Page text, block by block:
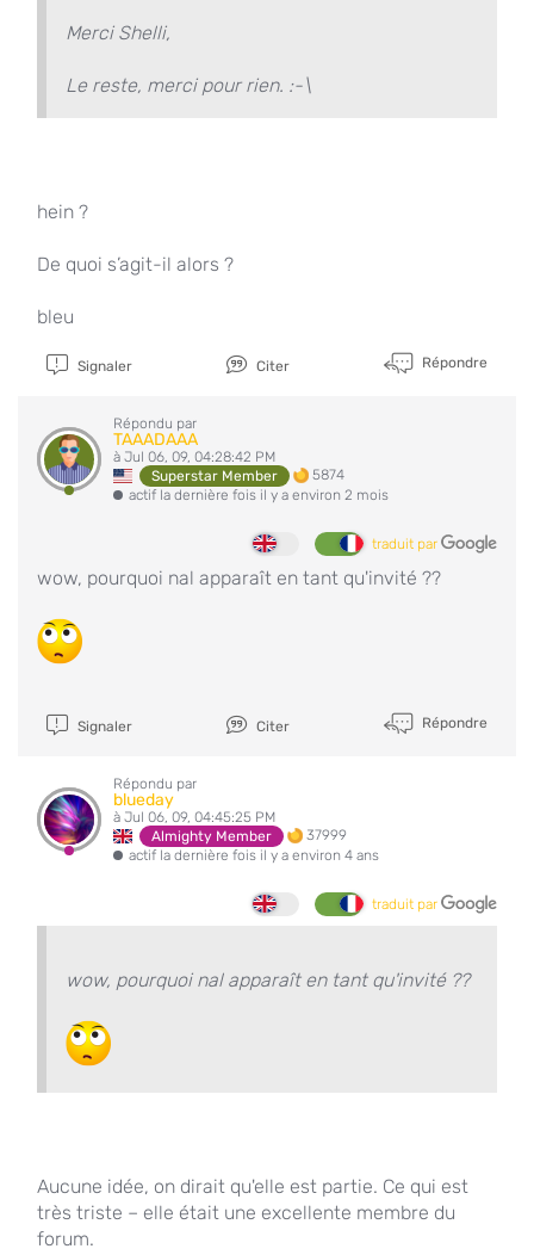
Merci Shelli,
Le reste, merci pour rien. :-\
hein ?
De quoi s’agit-il alors ?
bleu
Signaler Citer Répondre
Répondu par
TAAADAAA
à Jul 06, 09, 04:28:42 PM
Superstar Member
5874
actif la dernière fois il y a environ 2 mois
traduit par
wow, pourquoi nal apparaît en tant qu'invité ??
Signaler Citer Répondre
Répondu par
blueday
à Jul 06, 09, 04:45:25 PM
Almighty Member
37999
actif la dernière fois il y a environ 4 ans
traduit par
wow, pourquoi nal apparaît en tant qu'invité ??
Aucune idée, on dirait qu'elle est partie. Ce qui est
très triste – elle était une excellente membre du
forum.